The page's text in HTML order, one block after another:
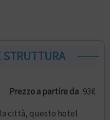
STRUTTURA
Prezzo a partire da 93€
città, questo hotel